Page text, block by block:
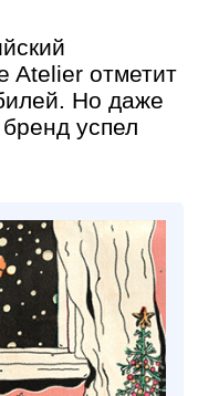
Atelier отметит
Но даже
успел